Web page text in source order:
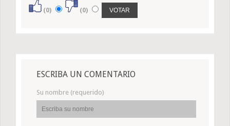
(0) (0)
ESCRIBA UN COMENTARIO
Su nombre (requerido)